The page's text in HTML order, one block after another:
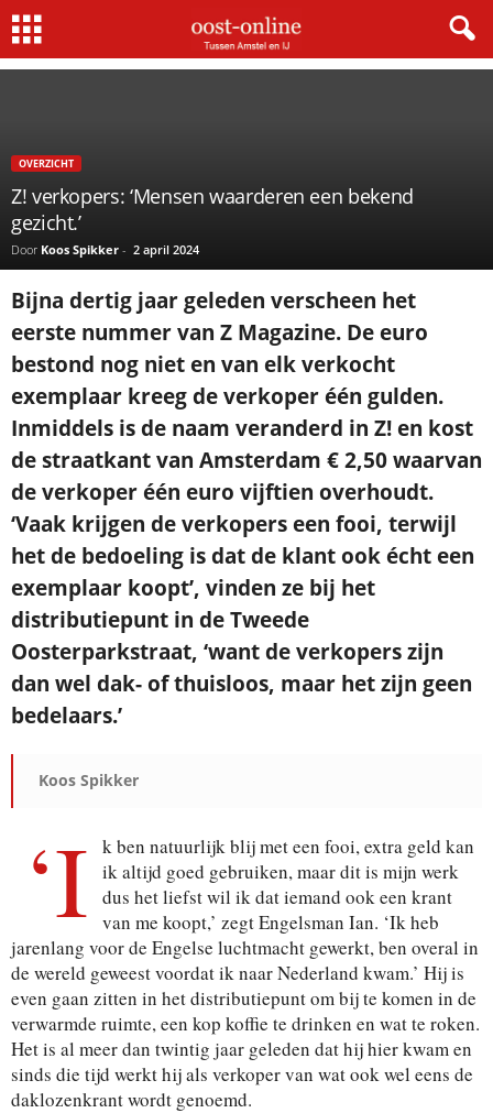
Home Z! verkopers: ‘Mensen waarderen een bekend gezicht.’
OVERZICHT
Z! verkopers: ‘Mensen waarderen een bekend
gezicht.’
Door Koos Spikker - 2 april 2024
Bijna dertig jaar geleden verscheen het
eerste nummer van Z Magazine. De euro
bestond nog niet en van elk verkocht
exemplaar kreeg de verkoper één gulden.
Inmiddels is de naam veranderd in Z! en kost
de straatkant van Amsterdam € 2,50 waarvan
de verkoper één euro vijftien overhoudt.
‘Vaak krijgen de verkopers een fooi, terwijl
het de bedoeling is dat de klant ook écht een
exemplaar koopt’, vinden ze bij het
distributiepunt in de Tweede
Oosterparkstraat, ‘want de verkopers zijn
dan wel dak- of thuisloos, maar het zijn geen
bedelaars.’
Koos Spikker
‘I
k ben natuurlijk blij met een fooi, extra geld kan
ik altijd goed gebruiken, maar dit is mijn werk
dus het liefst wil ik dat iemand ook een krant
van me koopt,’ zegt Engelsman Ian. ‘Ik heb
jarenlang voor de Engelse luchtmacht gewerkt, ben overal in
de wereld geweest voordat ik naar Nederland kwam.’ Hij is
even gaan zitten in het distributiepunt om bij te komen in de
verwarmde ruimte, een kop koffie te drinken en wat te roken.
Het is al meer dan twintig jaar geleden dat hij hier kwam en
sinds die tijd werkt hij als verkoper van wat ook wel eens de
daklozenkrant wordt genoemd.